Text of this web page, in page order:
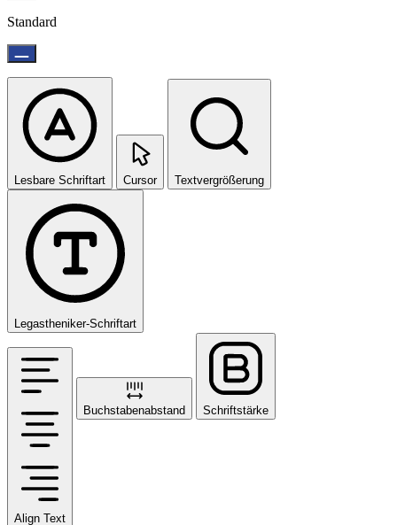
Standard
Lesbare Schriftart Cursor Textvergrößerung
Legastheniker-Schriftart
Align Text
Buchstabenabstand Schriftstärke